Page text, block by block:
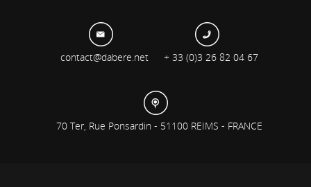
contact@dabere.net + 33 (0)3 26 82 04 67
70 Ter, Rue Ponsardin - 51100 REIMS - FRANCE